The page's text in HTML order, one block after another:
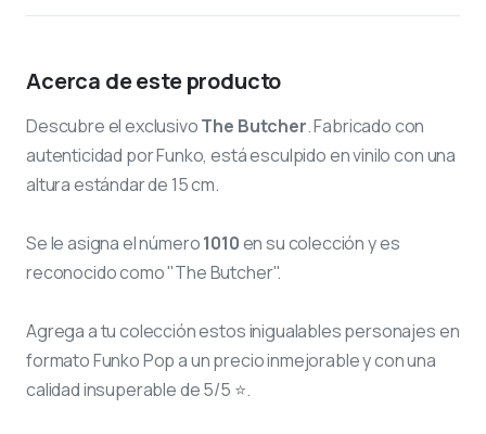
Acerca de este producto
Descubre el exclusivoThe Butcher. Fabricado con
autenticidad por Funko, está esculpido en vinilo con una
altura estándar de 15 cm.
Se le asigna el número1010en su colección y es
reconocido como "The Butcher".
Agrega a tu colección estos inigualables personajes en
formato Funko Pop a un precio inmejorable y con una
calidad insuperable de 5/5 ⭐.